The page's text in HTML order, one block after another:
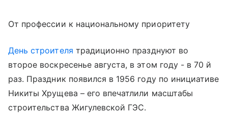
От профессии к национальному приоритету
День строителя традиционно празднуют во
второе воскресенье августа, в этом году - в 70 й
раз. Праздник появился в 1956 году по инициативе
Никиты Хрущева – его впечатлили масштабы
строительства Жигулевской ГЭС.